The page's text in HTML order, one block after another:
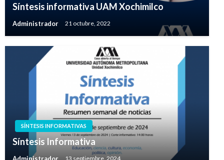
Síntesis informativa UAM Xochimilco
Administrador 21 octubre, 2022
SÍNTESIS INFORMATIVAS
Síntesis Informativa
Administrador 13 septiembre, 2024